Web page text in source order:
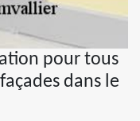
pour tous
dans le